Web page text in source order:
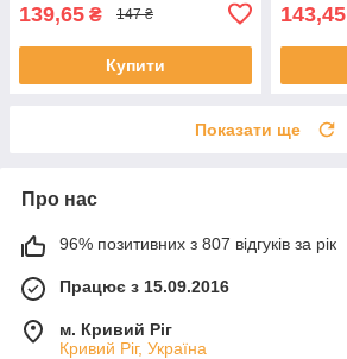
139,65 ₴ 147 ₴
Купити
143,45
Показати ще
Про нас
96% позитивних з 807 відгуків за рік
Працює з 15.09.2016
м. Кривий Ріг
Кривий Ріг, Україна